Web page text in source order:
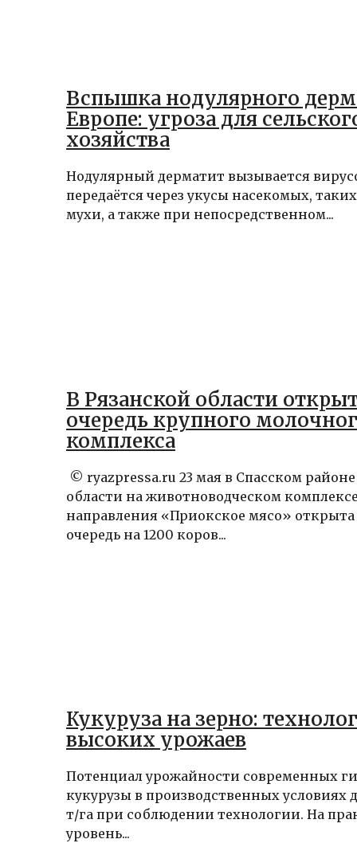
Вспышка нодулярного
Европе: угроза для
хозяйства
Нодулярный дерматит вызывается
передаётся через укусы насекомых,
мухи, а также при непосредственном...
В Рязанской области
очередь крупного
комплекса
© ryazpressa.ru 23 мая в Спасском
области на животноводческом
направления «Приокское мясо» открыта
очередь на 1200 коров...
Кукуруза на зерно:
высоких урожаев
Потенциал урожайности современных
кукурузы в производственных условиях
т/га при соблюдении технологии. На
уровень...